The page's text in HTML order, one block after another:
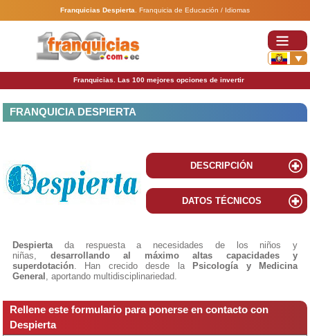
Franquicias Despierta Franquicia de Educación / Idiomas
Franquicias. Las 100 mejores opciones de invertir
FRANQUICIA DESPIERTA
DESCRIPCIÓN
DATOS TÉCNICOS
Despierta da respuesta a necesidades de los niños y
niñas, desarrollando al máximo altas capacidades y
superdotación . Han crecido desde la Psicología y Medicina
General , aportando multidisciplinariedad.
Rellene este formulario para ponerse en contacto con
Despierta